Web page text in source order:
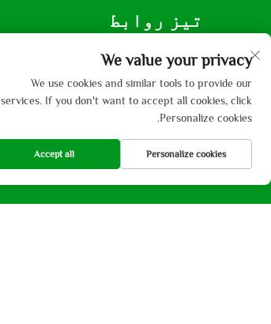
تیز روابط
ہمارے بارے میں
محصولات
استعمال
Hamare Sath Rabta
We value your privacy
We use cookies and similar tools to provide our
services. If you don't want to accept all cookies, click
Personalize cookies.
Personalize cookies
Accept all